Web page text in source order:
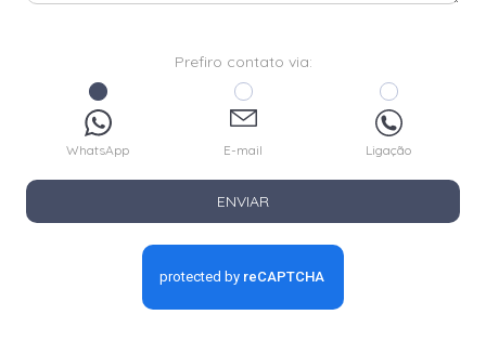
Prefiro contato via:
WhatsApp E-mail Ligação
ENVIAR